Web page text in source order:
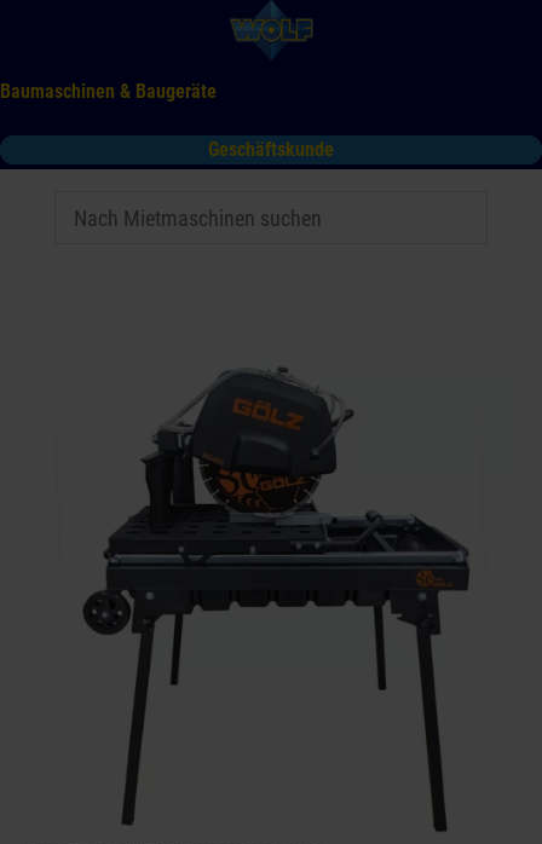
Baumaschinen & Baugeräte
Geschäftskunde